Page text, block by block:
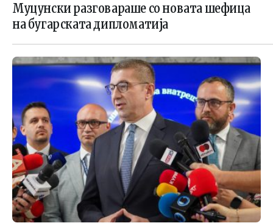
Муцунски разговараше со новата шефица
на бугарската дипломатија